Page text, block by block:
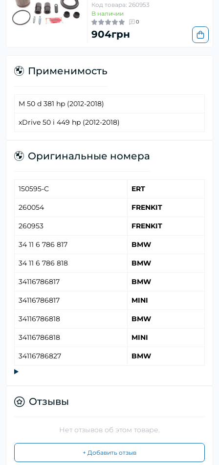
Код товара: 260953
В наличии
0
904грн
Применимость
M 50 d 381 hp (2012-2018)
xDrive 50 i 449 hp (2012-2018)
Оригинальные номера
150595-C ERT
260054 FRENKIT
260953 FRENKIT
34 11 6 786 817 BMW
34 11 6 786 818 BMW
34116786817 BMW
34116786817 MINI
34116786818 BMW
34116786818 MINI
34116786827 BMW
Отзывы
Нет отзывов об этом товаре.
+ Добавить отзыв